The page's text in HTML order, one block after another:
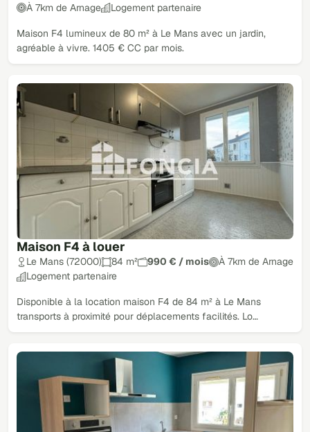
À 7km de Arnage Logement partenaire
Maison F4 lumineux de 80 m² à Le Mans avec un jardin,
agréable à vivre. 1405 € CC par mois.
Maison F4 à louer
Le Mans (72000) 84 m² 990 € / mois
À 7km de Arnage
Logement partenaire
Disponible à la location maison F4 de 84 m² à Le Mans
transports à proximité pour déplacements facilités. Lo…